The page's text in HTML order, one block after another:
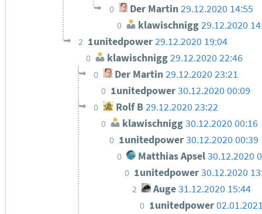
0 Der Martin29.12.2020 14:55
0 klawischnigg 29.12.2020
2 1unitedpower29.12.2020 19:04
0 klawischnigg29.12.2020 22:46
0 Der Martin29.12.2020 23:21
0 1unitedpower30.12.2020 00:09
0 Rolf B29.12.2020 23:22
0 klawischnigg30.12.2020 00:16
0 1unitedpower30.12.2020 00:39
0 Matthias Apsel 30.12.2020
0 1unitedpower30.12.2020
2 Auge31.12.2020 15:44
0 1unitedpower